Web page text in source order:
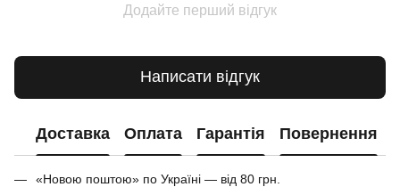
Додайте перший відгук
Написати відгук
Доставка Оплата Гарантія Повернення
«Новою поштою» по Україні — від 80 грн.